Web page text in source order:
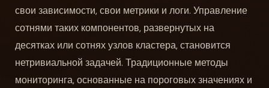
свои зависимости, свои метрики и логи. Управление
сотнями таких компонентов, развернутых на
десятках или сотнях узлов кластера, становится
нетривиальной задачей. Традиционные методы
мониторинга, основанные на пороговых значениях и